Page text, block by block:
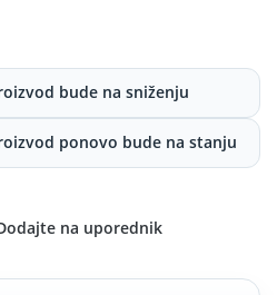
bude na sniženju
ponovo bude na stanju
na uporednik